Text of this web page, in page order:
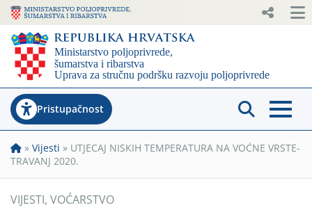
Pristupačnost
» Vijesti » UTJECAJ NISKIH TEMPERATURA NA VOĆNE VRSTE-
TRAVANJ 2020.
VIJESTI, VOĆARSTVO